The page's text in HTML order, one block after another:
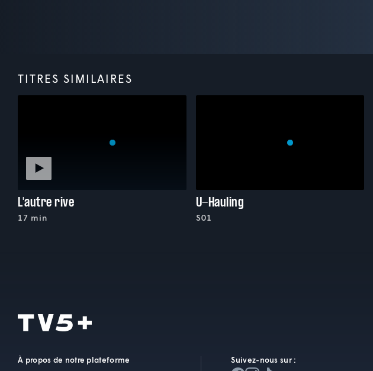
TITRES SIMILAIRES
L'autre rive
17 min
U-Hauling
S01
À propos de notre plateforme
Suivez-nous sur :